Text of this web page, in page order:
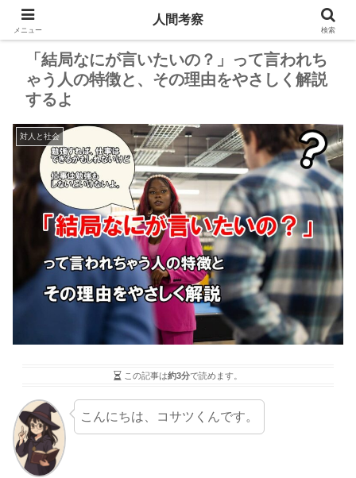
PR
「結局なにが言いたいの？」って言われち
ゃう人の特徴と、その理由をやさしく解説
するよ
対人と社会
この記事は約3分で読めます。
こんにちは、コサツくんです。
メニュー
人間考察
検索